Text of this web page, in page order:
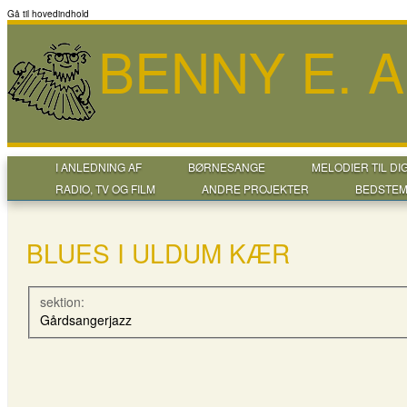
Gå til hovedindhold
BENNY E.
I ANLEDNING AF BØRNESANGE
MELODIER TIL
RADIO, TV OG FILM
ANDRE PROJEKTER
BLUES I ULDUM KÆR
sektion:
Gårdsangerjazz